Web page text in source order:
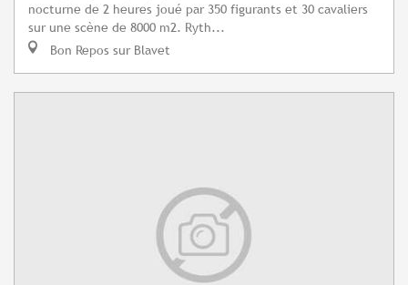
nocturne de 2 heures joué par 350 figurants et 30 cavaliers
sur une scène de 8000 m2. Ryth...
Bon Repos sur Blavet